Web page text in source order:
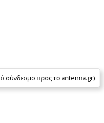
σύνδεσμο προς το antenna.gr)